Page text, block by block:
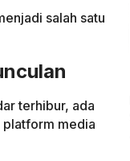
salah satu
terhibur, ada
platform media